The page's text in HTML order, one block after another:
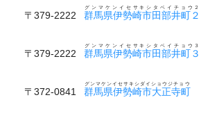
〒379-2222 群馬県伊勢崎市田部井町２
グンマケンイセサキシタベイチョウ２
〒379-2222 群馬県伊勢崎市田部井町３
グンマケンイセサキシタベイチョウ３
〒372-0841 群馬県伊勢崎市大正寺町
グンマケンイセサキシダイショウジチョウ